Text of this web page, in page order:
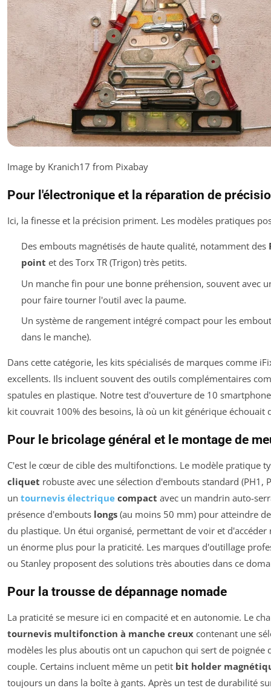
Image by Kranich17 from Pixabay
Pour l'électronique et la réparation de
Ici, la finesse et la précision priment. Les modèles pratiques
Des embouts magnétisés de haute qualité, notamment des
point et des Torx TR (Trigon) très petits.
Un manche fin pour une bonne préhension, souvent avec
pour faire tourner l'outil avec la paume.
Un système de rangement intégré compact pour les
dans le manche).
Dans cette catégorie, les kits spécialisés de marques comme
excellents. Ils incluent souvent des outils complémentaires
spatules en plastique. Notre test d'ouverture de 10
kit couvrait 100% des besoins, là où un kit générique échouait
Pour le bricolage général et le montage de
C'est le cœur de cible des multifonctions. Le modèle pratique
cliquet robuste avec une sélection d'embouts standard (PH1,
un tournevis électrique compact avec un mandrin auto-
présence d'embouts longs (au moins 50 mm) pour atteindre
du plastique. Un étui organisé, permettant de voir et
un énorme plus pour la praticité. Les marques d'outillage
ou Stanley proposent des solutions très abouties dans ce
Pour la trousse de dépannage nomade
La praticité se mesure ici en compacité et en autonomie. Le
tournevis multifonction à manche creux contenant une
modèles les plus aboutis ont un capuchon qui sert de poignée
couple. Certains incluent même un petit bit holder
toujours un dans la boîte à gants. Après un test de durabilité